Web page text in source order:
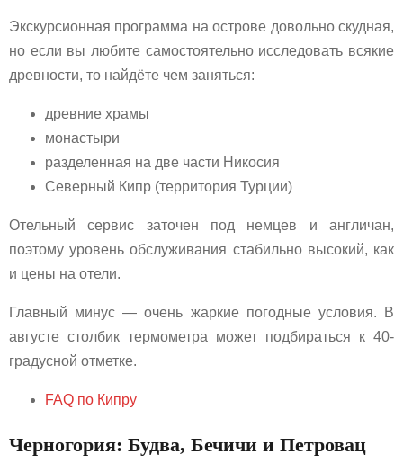
Экскурсионная программа на острове довольно скудная,
но если вы любите самостоятельно исследовать всякие
древности, то найдёте чем заняться:
древние храмы
монастыри
разделенная на две части Никосия
Северный Кипр (территория Турции)
Отельный сервис заточен под немцев и англичан,
поэтому уровень обслуживания стабильно высокий, как
и цены на отели.
Главный минус — очень жаркие погодные условия. В
августе столбик термометра может подбираться к 40-
градусной отметке.
FAQ по Кипру
Черногория: Будва, Бечичи и Петровац